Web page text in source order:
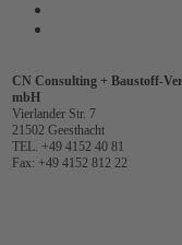
CN Consulting + Baustoff-
mbH
Vierlander Str. 7
21502 Geesthacht
TEL. +49 4152 40 81
Fax: +49 4152 812 22